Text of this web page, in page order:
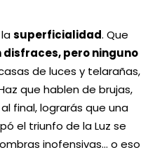
superficialidad. Que
disfraces, pero ninguno
de luces y telarañas,
que hablen de brujas,
final, lograrás que una
el triunfo de la Luz se
inofensivas… o eso